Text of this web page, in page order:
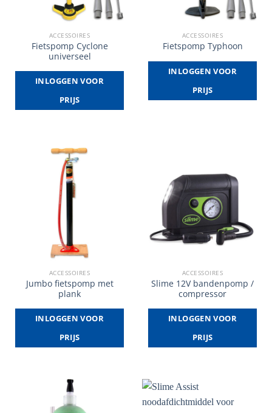
ACCESSOIRES
Fietspomp Cyclone
universeel
INLOGGEN VOOR
PRIJS
ACCESSOIRES
Fietspomp Typhoon
INLOGGEN VOOR
PRIJS
ACCESSOIRES
Jumbo fietspomp met
plank
INLOGGEN VOOR
PRIJS
ACCESSOIRES
Slime 12V bandenpomp /
compressor
INLOGGEN VOOR
PRIJS